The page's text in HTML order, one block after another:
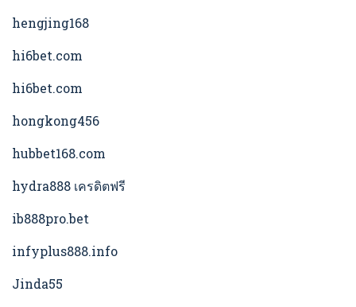
hengjing168
hi6bet.com
hi6bet.com
hongkong456
hubbet168.com
hydra888 เครดิตฟรี
ib888pro.bet
infyplus888.info
Jinda55